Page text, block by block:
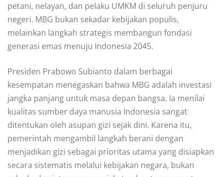
petani, nelayan, dan pelaku UMKM di seluruh penjuru
negeri. MBG bukan sekadar kebijakan populis,
melainkan langkah strategis membangun fondasi
generasi emas menuju Indonesia 2045.
Presiden Prabowo Subianto dalam berbagai
kesempatan menegaskan bahwa MBG adalah investasi
jangka panjang untuk masa depan bangsa. Ia menilai
kualitas sumber daya manusia Indonesia sangat
ditentukan oleh asupan gizi sejak dini. Karena itu,
pemerintah mengambil langkah berani dengan
menjadikan gizi sebagai prioritas utama yang disiapkan
secara sistematis melalui kebijakan negara, bukan